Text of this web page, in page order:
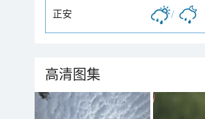
正安 /
高清图集